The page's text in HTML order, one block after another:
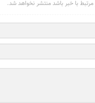
مرتبط با خبر باشد منتشر نخواهد شد.